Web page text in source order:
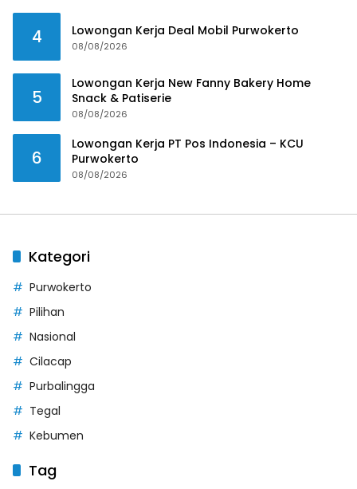
4 Lowongan Kerja Deal Mobil Purwokerto
08/08/2026
5
Lowongan Kerja New Fanny Bakery Home
Snack & Patiserie
08/08/2026
6
Lowongan Kerja PT Pos Indonesia – KCU
Purwokerto
08/08/2026
Kategori
Purwokerto
Pilihan
Nasional
Cilacap
Purbalingga
Tegal
Kebumen
Tag